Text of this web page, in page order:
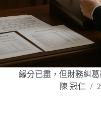
緣分已盡，但財務糾
陳 冠仁